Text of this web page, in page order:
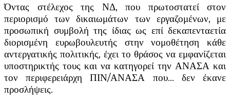
Όντας στέλεχος της ΝΔ, που πρωτοστατεί στον
περιορισμό των δικαιωμάτων των εργαζομένων, με
προσωπική συμβολή της ίδιας ως επί δεκαπενταετία
διορισμένη ευρωβουλευτής στην νομοθέτηση κάθε
αντεργατικής πολιτικής, έχει το θράσος να εμφανίζεται
υποστηρικτής τους και να κατηγορεί την ΑΝΑΣΑ και
τον περιφερειάρχη ΠΙΝ/ΑΝΑΣΑ που… δεν έκανε
προσλήψεις.